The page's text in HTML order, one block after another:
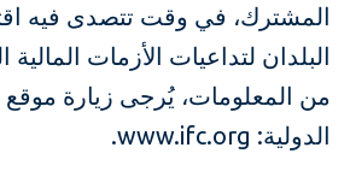
المشترك، في وقت تتصدى فيه
البلدان لتداعيات الأزمات المالية
من المعلومات، يُرجى زيارة
الدولية: www.ifc.org.